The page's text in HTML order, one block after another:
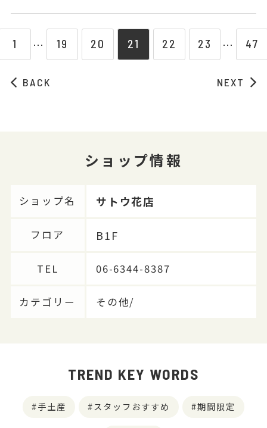
BACK
1 ⋯ 19 20 21 22 23 ⋯ 47
NEXT
ショップ情報
ショップ名 サトウ花店
フロア B1F
TEL 06-6344-8387
カテゴリー その他/
TREND KEY WORDS
手土産 スタッフおすすめ 期間限定